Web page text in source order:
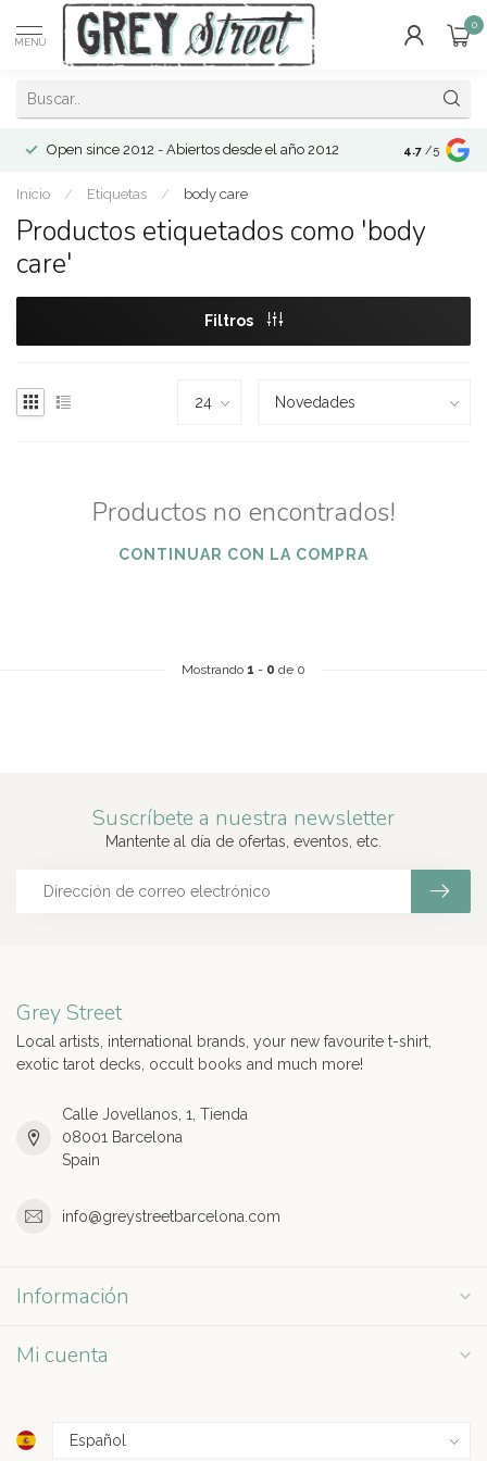
MENÚ
0
Open since 2012 - Abiertos desde el año 2012 4.7 /5
Inicio / Etiquetas / body care
Productos etiquetados como 'body
care'
Filtros
Productos no encontrados!
CONTINUAR CON LA COMPRA
Mostrando 1 - 0 de 0
Suscríbete a nuestra newsletter
Mantente al día de ofertas, eventos, etc.
Grey Street
Local artists, international brands, your new favourite t-shirt,
exotic tarot decks, occult books and much more!
Calle Jovellanos, 1, Tienda
08001 Barcelona
Spain
info@greystreetbarcelona.com
Información
Mi cuenta